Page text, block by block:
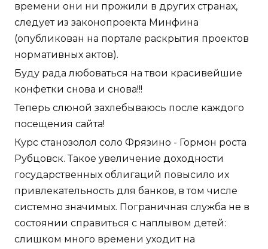
времени они ни прожили в других странах,
следует из законопроекта Минфина
(опубликован на портале раскрытия проектов
нормативных актов).
Буду рада любоваться на твои красивейшие
конфетки снова и снова!!!
Теперь слюной захлебываюсь после каждого
посещения сайта!
Курс станозолол соло Фрязино - Гормон роста
Рубцовск. Такое увеличение доходности
государственных облигаций повысило их
привлекательность для банков, в том числе
системно значимых. Пограничная служба не в
состоянии справиться с наплывом детей:
слишком много времени уходит на